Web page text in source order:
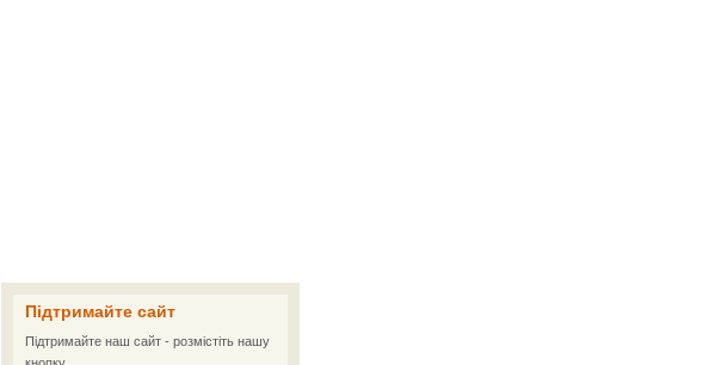
Підтримайте сайт
Підтримайте наш сайт - розмістіть нашу